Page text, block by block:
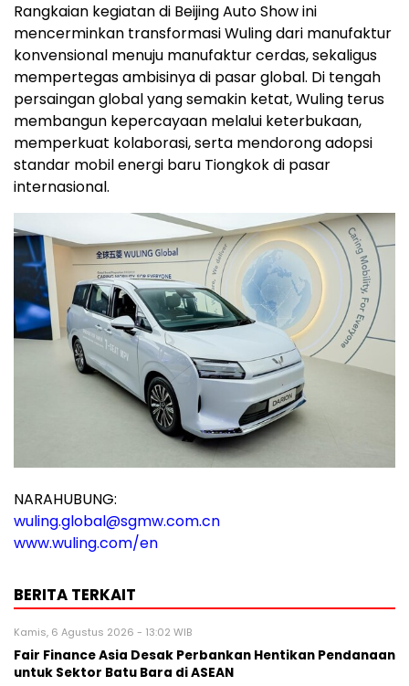
Rangkaian kegiatan di Beijing Auto Show ini
mencerminkan transformasi Wuling dari manufaktur
konvensional menuju manufaktur cerdas, sekaligus
mempertegas ambisinya di pasar global. Di tengah
persaingan global yang semakin ketat, Wuling terus
membangun kepercayaan melalui keterbukaan,
memperkuat kolaborasi, serta mendorong adopsi
standar mobil energi baru Tiongkok di pasar
internasional.
NARAHUBUNG:
wuling.global@sgmw.com.cn
www.wuling.com/en
BERITA TERKAIT
Kamis, 6 Agustus 2026 - 13:02 WIB
Fair Finance Asia Desak Perbankan Hentikan Pendanaan
untuk Sektor Batu Bara di ASEAN